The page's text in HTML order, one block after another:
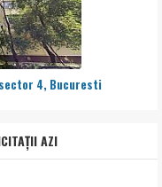
4, Bucuresti
AZI